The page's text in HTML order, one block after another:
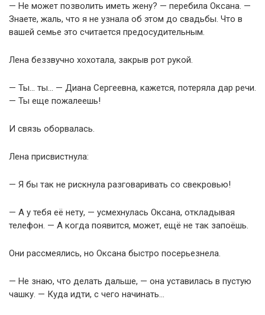
— Не может позволить иметь жену? — перебила Оксана. —
Знаете, жаль, что я не узнала об этом до свадьбы. Что в
вашей семье это считается предосудительным.
Лена беззвучно хохотала, закрыв рот рукой.
— Ты… ты… — Диана Сергеевна, кажется, потеряла дар речи.
— Ты еще пожалеешь!
И связь оборвалась.
Лена присвистнула:
— Я бы так не рискнула разговаривать со свекровью!
— А у тебя её нету, — усмехнулась Оксана, откладывая
телефон. — А когда появится, может, ещё не так запоёшь.
Они рассмеялись, но Оксана быстро посерьезнела.
— Не знаю, что делать дальше, — она уставилась в пустую
чашку. — Куда идти, с чего начинать…